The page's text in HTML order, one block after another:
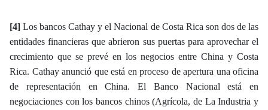
[4] Los bancos Cathay y el Nacional de Costa Rica son dos de las
entidades financieras que abrieron sus puertas para aprovechar el
crecimiento que se prevé en los negocios entre China y Costa
Rica. Cathay anunció que está en proceso de apertura una oficina
de representación en China. El Banco Nacional está en
negociaciones con los bancos chinos (Agrícola, de La Industria y